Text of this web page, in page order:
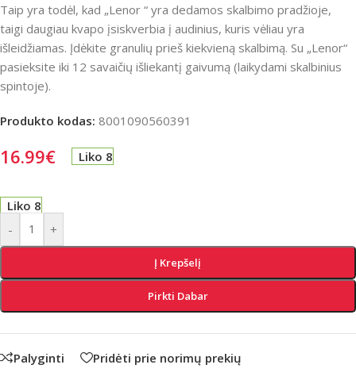
Taip yra todėl, kad „Lenor “ yra dedamos skalbimo pradžioje,
taigi daugiau kvapo įsiskverbia į audinius, kuris vėliau yra
išleidžiamas. Įdėkite granulių prieš kiekvieną skalbimą. Su „Lenor“
pasieksite iki 12 savaičių išliekantį gaivumą (laikydami skalbinius
spintoje).
Produkto kodas: 8001090560391
16.99€ Liko 8
Liko 8
-
+
Į Krepšelį
Pirkti Dabar
Palyginti Pridėti prie norimų prekių